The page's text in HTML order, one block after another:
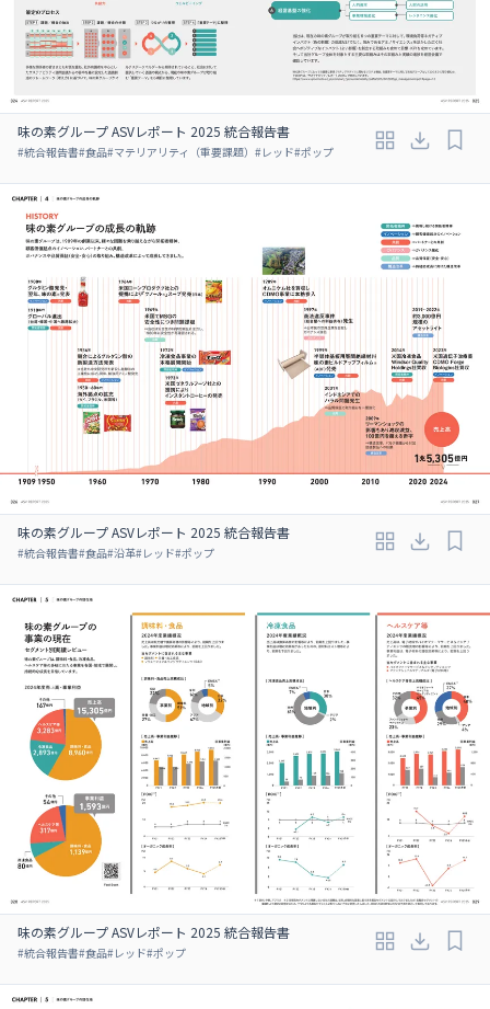
味の素グループ ASVレポート 2025 統合報告書
#統合報告書#食品#マテリアリティ（重要課題） #レッド#ポップ
味の素グループ ASVレポート 2025 統合報告書
#統合報告書#食品#沿革#レッド#ポップ
味の素グループ ASVレポート 2025 統合報告書
#統合報告書#食品#レッド#ポップ